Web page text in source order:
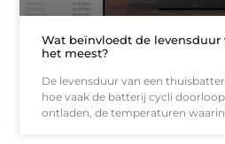
Wat beïnvloedt de
het meest?
De levensduur van een
hoe vaak de batterij cycli
ontladen, de temperaturen